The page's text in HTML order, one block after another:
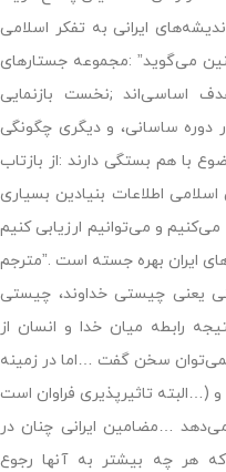
ایرانی به تفکر اسلامی
می‌گوید” :مجموعه جستارهای
اساسی‌اند ;نخست بازنمایی
ساسانی، و دیگری چگونگی
با هم بستگی دارند :از بازتاب
اطلاعات بنیادین بسیاری
و می‌توانیم ارزیابی کنیم
ایران بهره جسته است .”مترجم
یعنی چیستی خداوند، چیستی
رابطه میان خدا و انسان از
نمی‌توان سخن گفت …اما در زمینه
(…البته تاثیرپذیری فراوان است
…مضامین ایرانی چنان در
که هر چه بیشتر به آنها رجوع